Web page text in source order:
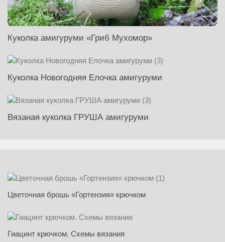
Куколка амигуруми «Гриб Мухомор»
Куколка Новогодняя Елочка амигуруми
Вязаная куколка ГРУША амигуруми
Цветочная брошь «Гортензия» крючком
Гиацинт крючком. Схемы вязания